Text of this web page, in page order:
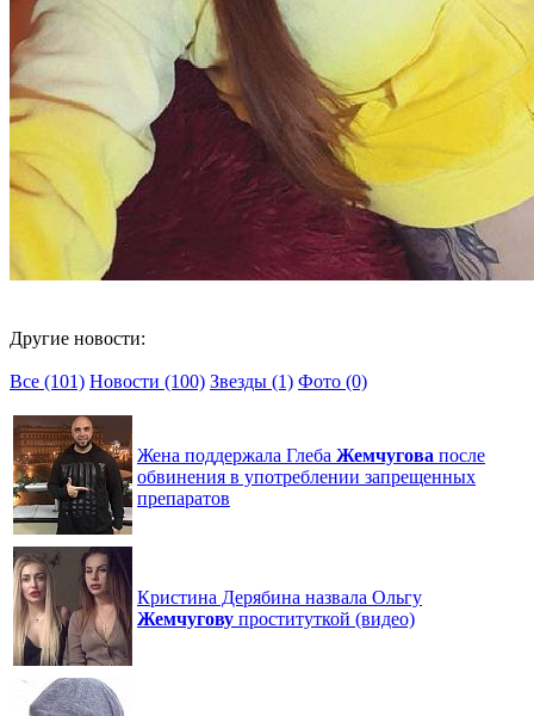
Другие новости:
Все (101) Новости (100) Звезды (1) Фото (0)
Жена поддержала Глеба Жемчугова после
обвинения в употреблении запрещенных
препаратов
Кристина Дерябина назвала Ольгу
Жемчугову проституткой (видео)